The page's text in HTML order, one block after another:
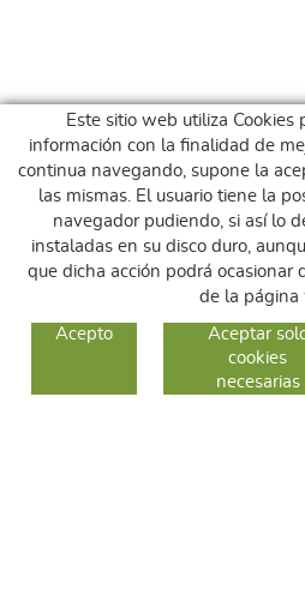
CAMBIOS Y DEVOLUCIONES
Este sitio web utiliza Cookies
información con la finalidad de
continua navegando, supone la
las mismas. El usuario tiene la
navegador pudiendo, si así lo
instaladas en su disco duro,
que dicha acción podrá ocasionar
de la página
Acepto
Aceptar
cookies
necesarias